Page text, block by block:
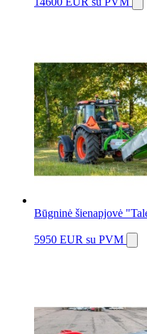
Būgninė šienapjovė
5950 EUR su PVM